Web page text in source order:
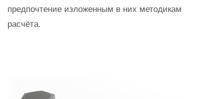
предпочтение изложенным в них методикам
расчёта.